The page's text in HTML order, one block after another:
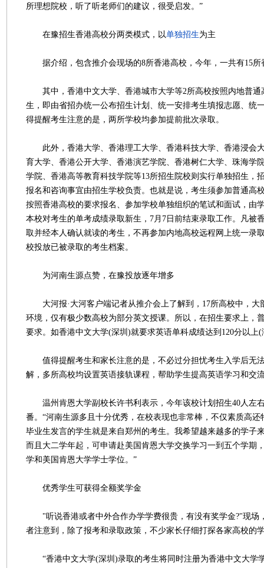
所理想院校，听了听老师们的建议，很受启发。”
在豫招生香港高校分两类模式，以单独招生为主
据介绍，包含推介会现场的8所香港高校，今年，一共有15所
其中，香港中文大学、香港城市大学等2所高校按照内地普通
生，即由省招办统一公布招生计划、统一安排考生填报志愿、统
得提醒考生注意的是，两所学校均参加提前批次录取。
此外，香港大学、香港理工大学、香港科技大学、香港浸会
育大学、香港公开大学、香港演艺学院、香港树仁大学、珠海学
学院、香港高等教育科技学院等13所招生院校则实行单独招生，
报名和咨询事宜由招生学校负责。也就是说，考生须参加普通高
按照香港高校的要求报名、参加学校单独组织的笔试和面试，由
本校对考生的单考成绩录取新生，7月7日前结束录取工作。凡被
取并经本人确认就读的考生，不再参加内地高校远程网上统一录
校投放已被录取的考生档案。
为河南生源点赞，在豫投放逐年增多
大河报·大河客户端记者从推介会上了解到，17所高校中，大
环境，仅有极少数高校为部分英文授课。所以，在招生要求上，
要求。如香港中文大学(深圳)就要求英语单科成绩达到120分以上(
值得提醒考生和家长注意的是，不必过分担忧考生入学后无
解，多所高校均设置英语接轨课程，帮助学生提高英语学习和交
温州肯恩大学副校长许书利表示，今年该校计划招生40人左
番。“河南生源多且十分优秀，在校表现也非常棒，不仅素质高还
毕业生发言的学生就是来自郑州的考生。我希望越来越多的学子
而且大二学年起，可申请赴美国肯恩大学交换学习一到五个学期
学和美国肯恩大学学士学位。”
优秀学生可获得全额奖学金
"听说香港或者中外合作办学学费很贵，有没有奖学金?"现场
者注意到，除了报考和录取政策，不少家长仔细打探各家高校的
“香港中文大学(深圳)录取的考生将同时注册为香港中文大学